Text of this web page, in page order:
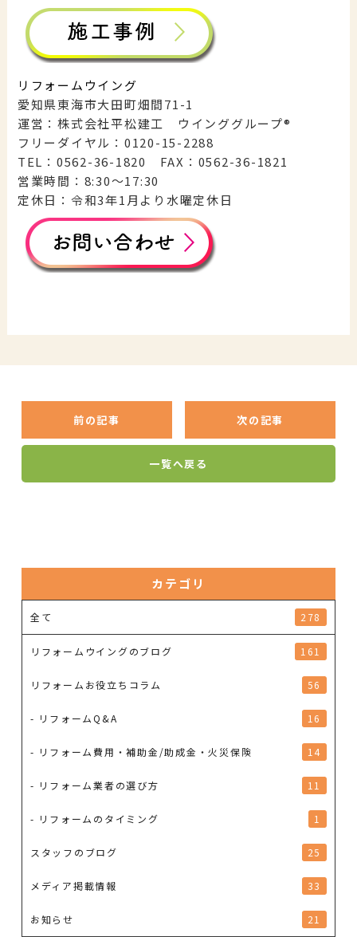
リフォームウイング
愛知県東海市大田町畑間71-1
運営：株式会社平松建工 ウインググループ®︎
フリーダイヤル：0120-15-2288
TEL：0562-36-1820 FAX：0562-36-1821
営業時間：8:30〜17:30
定休日：令和3年1月より水曜定休日
前の記事 次の記事
一覧へ戻る
カテゴリ
全て 278
リフォームウイングのブログ 161
リフォームお役立ちコラム 56
- リフォームQ&A 16
- リフォーム費用・補助金/助成金・火災保険 14
- リフォーム業者の選び方 11
- リフォームのタイミング 1
スタッフのブログ 25
メディア掲載情報 33
お知らせ 21